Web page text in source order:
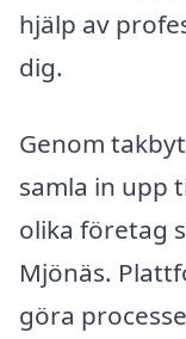
hjälp av
dig.
Genom
samla in upp
olika företag
Mjönäs.
göra